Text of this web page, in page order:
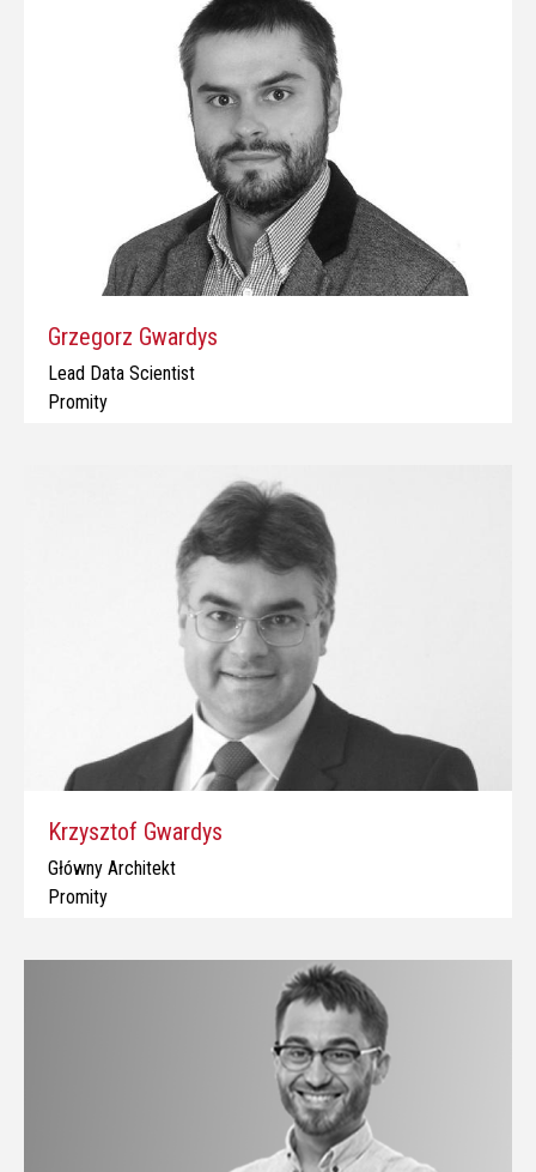
Grzegorz Gwardys
Lead Data Scientist
Promity
Krzysztof Gwardys
Główny Architekt
Promity